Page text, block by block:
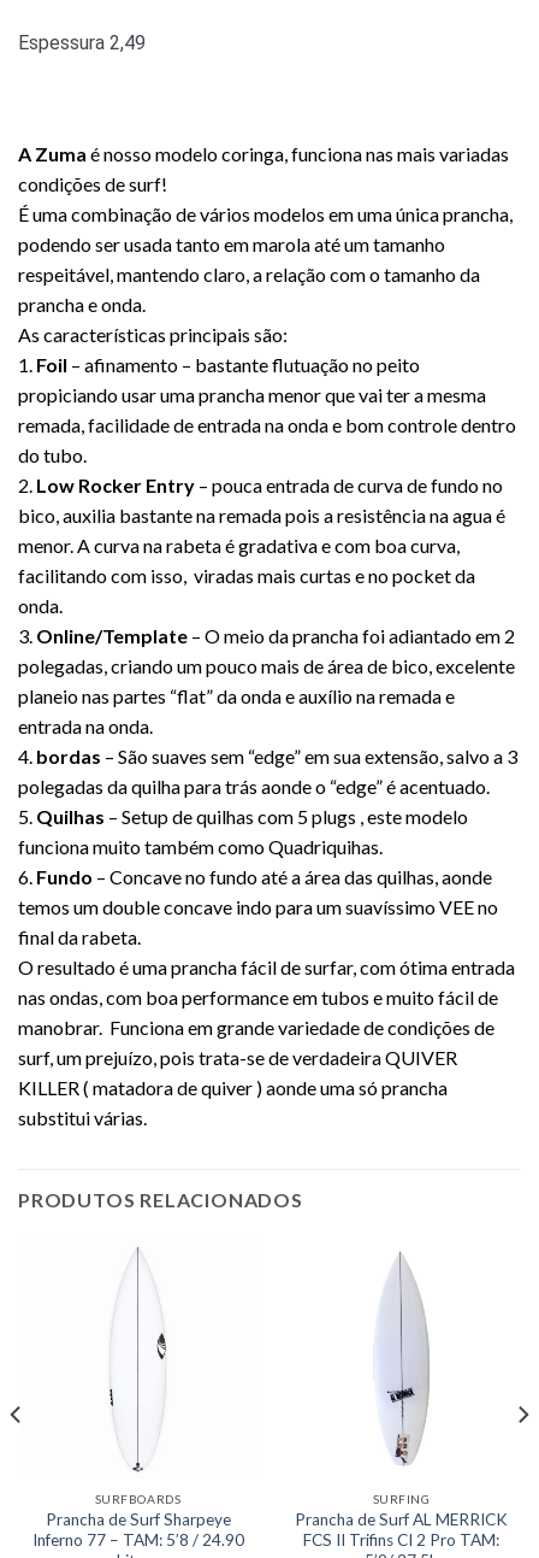
Espessura 2,49
A Zuma é nosso modelo coringa, funciona nas mais variadas
condições de surf!
É uma combinação de vários modelos em uma única prancha,
podendo ser usada tanto em marola até um tamanho
respeitável, mantendo claro, a relação com o tamanho da
prancha e onda.
As características principais são:
1. Foil – afinamento – bastante flutuação no peito
propiciando usar uma prancha menor que vai ter a mesma
remada, facilidade de entrada na onda e bom controle dentro
do tubo.
2. Low Rocker Entry – pouca entrada de curva de fundo no
bico, auxilia bastante na remada pois a resistência na agua é
menor. A curva na rabeta é gradativa e com boa curva,
facilitando com isso, viradas mais curtas e no pocket da
onda.
3. Online/Template – O meio da prancha foi adiantado em 2
polegadas, criando um pouco mais de área de bico, excelente
planeio nas partes “flat” da onda e auxílio na remada e
entrada na onda.
4. bordas – São suaves sem “edge” em sua extensão, salvo a 3
polegadas da quilha para trás aonde o “edge” é acentuado.
5. Quilhas – Setup de quilhas com 5 plugs , este modelo
funciona muito também como Quadriquihas.
6. Fundo – Concave no fundo até a área das quilhas, aonde
temos um double concave indo para um suavíssimo VEE no
final da rabeta.
O resultado é uma prancha fácil de surfar, com ótima entrada
nas ondas, com boa performance em tubos e muito fácil de
manobrar. Funciona em grande variedade de condições de
surf, um prejuízo, pois trata-se de verdadeira QUIVER
KILLER ( matadora de quiver ) aonde uma só prancha
substitui várias.
PRODUTOS RELACIONADOS
SURFBOARDS
Prancha de Surf Sharpeye
Inferno 77 – TAM: 5’8 / 24.90
SURFING
Prancha de Surf AL MERRICK
FCS II Trifins CI 2 Pro TAM: